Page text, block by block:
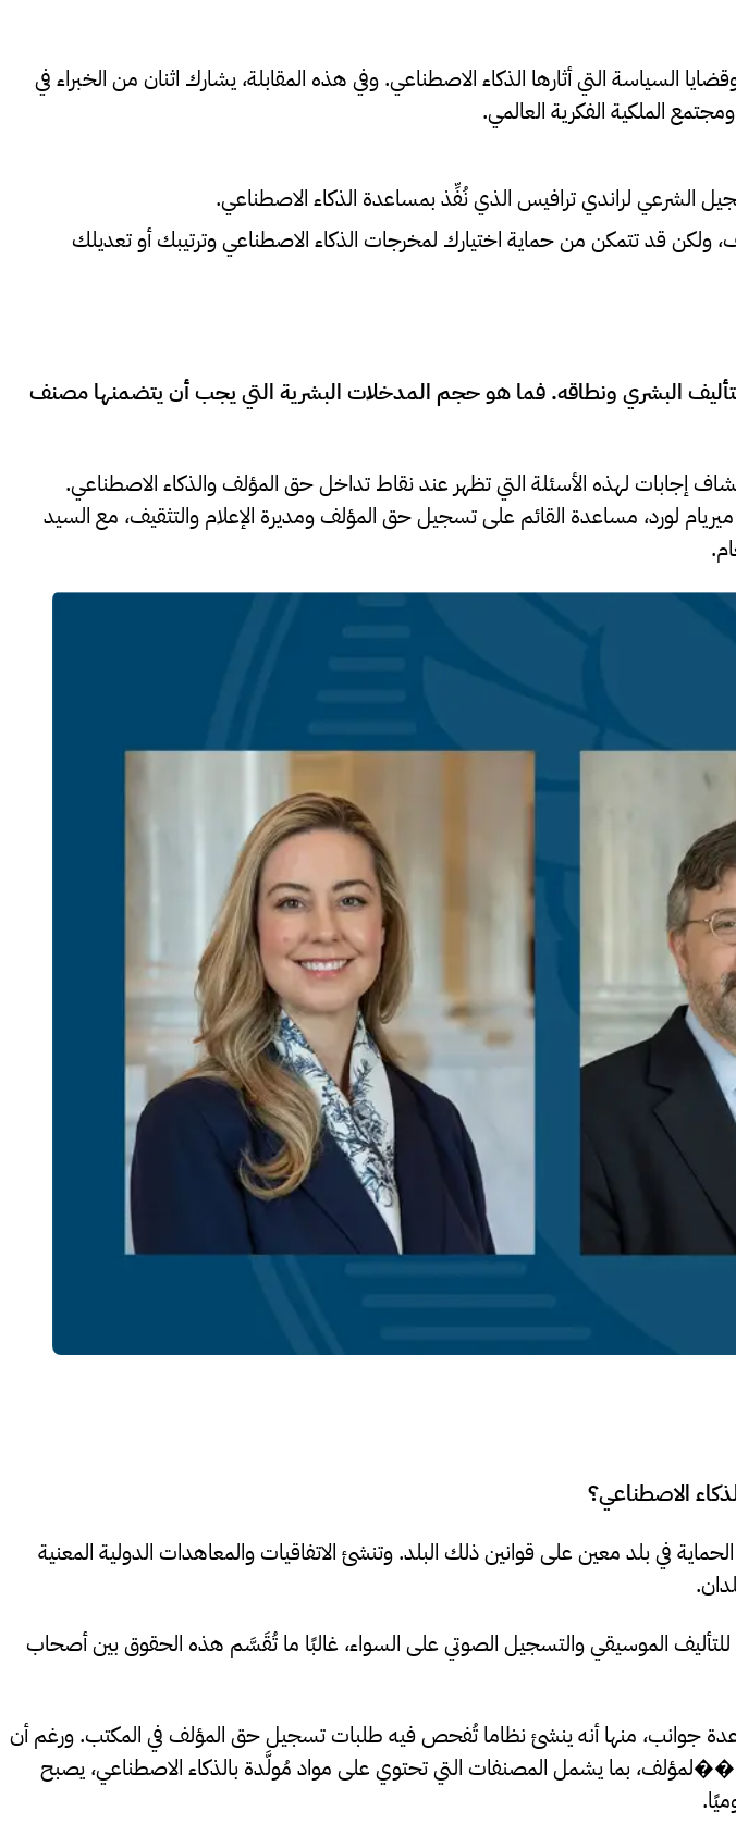
في عام 2023 لدراسة قانون حق المؤلف وقضايا السياسة التي أثارها الذكاء الاصطناعي. وفي هذه المقابلة، يشارك اثنان من الخبراء في
الملكية الفكرية العالمي.
الشرعي لراندي ترافيس الذي نُفِّذ بمساعدة الذكاء الاصطناعي.
قد تتمكن من حماية اختيارك لمخرجات الذكاء الاصطناعي وترتيبك أو تعديلك
البشري ونطاقه. فما هو حجم المدخلات البشرية التي يجب أن يتضمنها مصنف
إجابات لهذه الأسئلة التي تظهر عند نقاط تداخل حق المؤلف والذكاء الاصطناعي.
لورد، مساعدة القائم على تسجيل حق المؤلف ومديرة الإعلام والتثقيف، مع السيد
الاصطناعي؟
في بلد معين على قوانين ذلك البلد. وتنشئ الاتفاقيات والمعاهدات الدولية المعنية
الموسيقي والتسجيل الصوتي على السواء، غالبًا ما تُقَسَّم هذه الحقوق بين أصحاب
عدة جوانب، منها أنه ينشئ نظاما تُفحص فيه طلبات تسجيل حق المؤلف في المكتب. ورغم أن
��لمؤلف، بما يشمل المصنفات التي تحتوي على مواد مُولَّدة بالذكاء الاصطناعي، يصبح